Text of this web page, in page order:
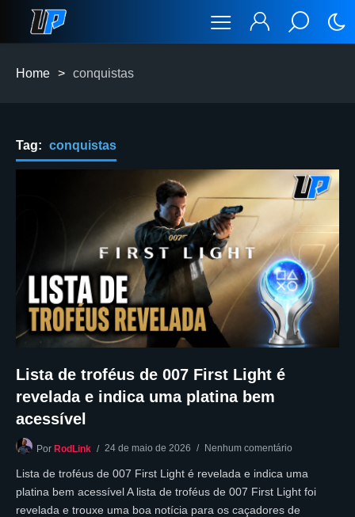
Home > conquistas
Tag: conquistas
Lista de troféus de 007 First Light é
revelada e indica uma platina bem
acessível
Por RodLink 24 de maio de 2026 Nenhum comentário
Lista de troféus de 007 First Light é revelada e indica uma
platina bem acessível A lista de troféus de 007 First Light foi
revelada e trouxe uma boa notícia para os caçadores de